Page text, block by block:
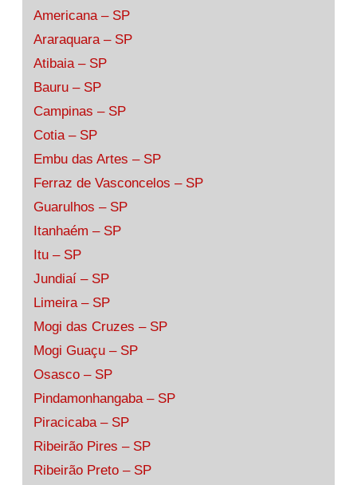
Americana – SP
Araraquara – SP
Atibaia – SP
Bauru – SP
Campinas – SP
Cotia – SP
Embu das Artes – SP
Ferraz de Vasconcelos – SP
Guarulhos – SP
Itanhaém – SP
Itu – SP
Jundiaí – SP
Limeira – SP
Mogi das Cruzes – SP
Mogi Guaçu – SP
Osasco – SP
Pindamonhangaba – SP
Piracicaba – SP
Ribeirão Pires – SP
Ribeirão Preto – SP